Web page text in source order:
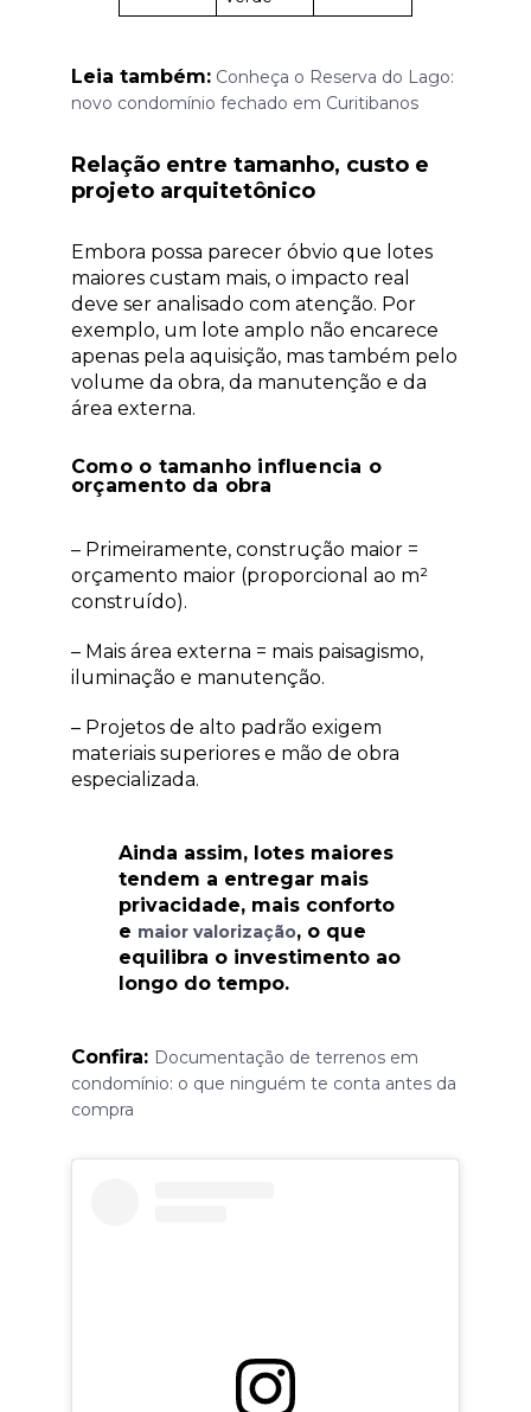
Leia também: Conheça o Reserva do Lago:
novo condomínio fechado em Curitibanos
Relação entre tamanho, custo e
projeto arquitetônico
Embora possa parecer óbvio que lotes
maiores custam mais, o impacto real
deve ser analisado com atenção. Por
exemplo, um lote amplo não encarece
apenas pela aquisição, mas também pelo
volume da obra, da manutenção e da
área externa.
Como o tamanho influencia o
orçamento da obra
– Primeiramente, construção maior =
orçamento maior (proporcional ao m²
construído).
– Mais área externa = mais paisagismo,
iluminação e manutenção.
– Projetos de alto padrão exigem
materiais superiores e mão de obra
especializada.
Ainda assim, lotes maiores
tendem a entregar mais
privacidade, mais conforto
e maior valorização, o que
equilibra o investimento ao
longo do tempo.
Confira: Documentação de terrenos em
condomínio: o que ninguém te conta antes da
compra